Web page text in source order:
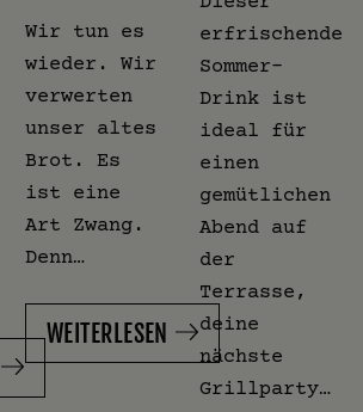
Wir tun es
wieder. Wir
verwerten
unser altes
Brot. Es
ist eine
Art Zwang.
Denn…
WEITERLESEN
erfrischende
Sommer-
Drink ist
ideal für
einen
gemütlichen
Abend auf
der
Terrasse,
deine
nächste
Grillparty…